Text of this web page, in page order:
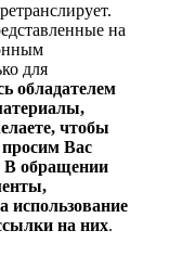
на
для
обладателем
чтобы
просим Вас
В обращении
на них.